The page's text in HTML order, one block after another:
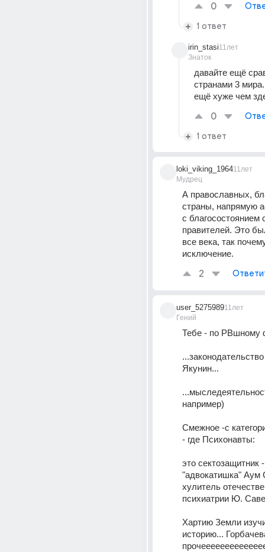
0
1 ответ
irin_stasi
Знаток
11лет
давайте ещё
странами 3
ещё хуже чем
0
1 ответ
loki_viking_1964
Мудрец
11лет
А православных,
страны, напрямую
с благосостоянием
правителей. Это
все века, так
исключение.
2
user_5275989
Гений
11лет
Тебе - по РВшному
Якунин...
например)
Смежное -с
- где Психонавты:
это сектозащитник
"адвокатишка" Аум
хулитель
психиатрии Ю.
Хартию Земли
историю...